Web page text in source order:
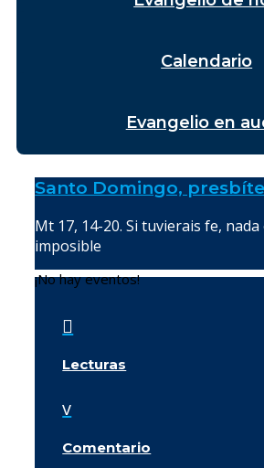
Calendario
Evangelio en
Santo Domingo,
Mt 17, 14-20. Si tuvierais fe,
imposible
¡No hay eventos!

Lecturas
v
Comentario